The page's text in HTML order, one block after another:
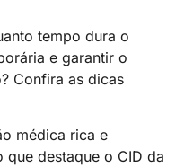
tempo dura o
e garantir o
Confira as dicas
médica rica e
que destaque o CID da